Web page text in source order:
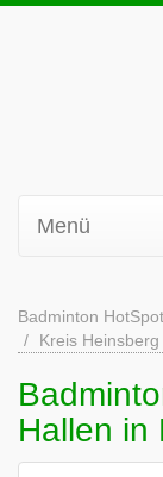
Menü
Badminton
Kreis Heinsberg
Hallen in